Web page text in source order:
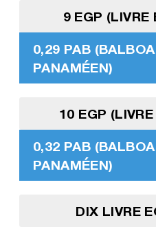
9 EGP (LIVRE
0,29 PAB (BALBOA
PANAMÉEN)
10 EGP
0,32 PAB (BALBOA
PANAMÉEN)
DIX LIVRE